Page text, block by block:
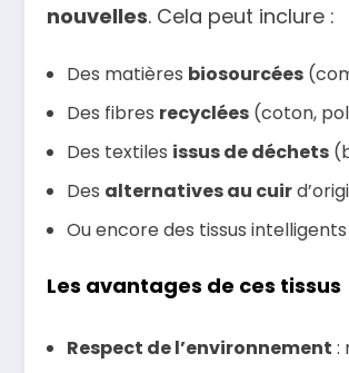
nouvelles. Cela peut inclure :
Des matières biosourcées
Des fibres recyclées (coton,
Des textiles issus de déchets
Des alternatives au cuir
Ou encore des tissus
Les avantages de ces tissus
Respect de l’environnement :